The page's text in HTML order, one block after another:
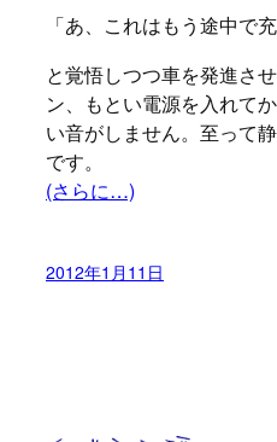
「あ、これはもう途中で
と覚悟しつつ車を発進さ
ン、もとい電源を入れて
い音がしません。至って
です。
(さらに…)
2012年1月11日